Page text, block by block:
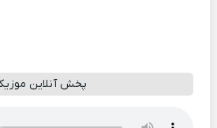
پخش آنلاین